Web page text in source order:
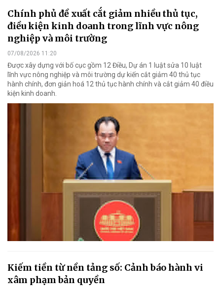
Chính phủ đề xuất cắt giảm nhiều thủ tục,
điều kiện kinh doanh trong lĩnh vực nông
nghiệp và môi trường
07/08/2026 11:20
Được xây dựng với bố cục gồm 12 Điều, Dự án 1 luật sửa 10 luật
lĩnh vực nông nghiệp và môi trường dự kiến cắt giảm 40 thủ tục
hành chính, đơn giản hoá 12 thủ tục hành chính và cắt giảm 40 điều
kiện kinh doanh.
Kiếm tiền từ nền tảng số: Cảnh báo hành vi
xâm phạm bản quyền